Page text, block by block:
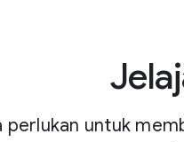
perlukan untuk